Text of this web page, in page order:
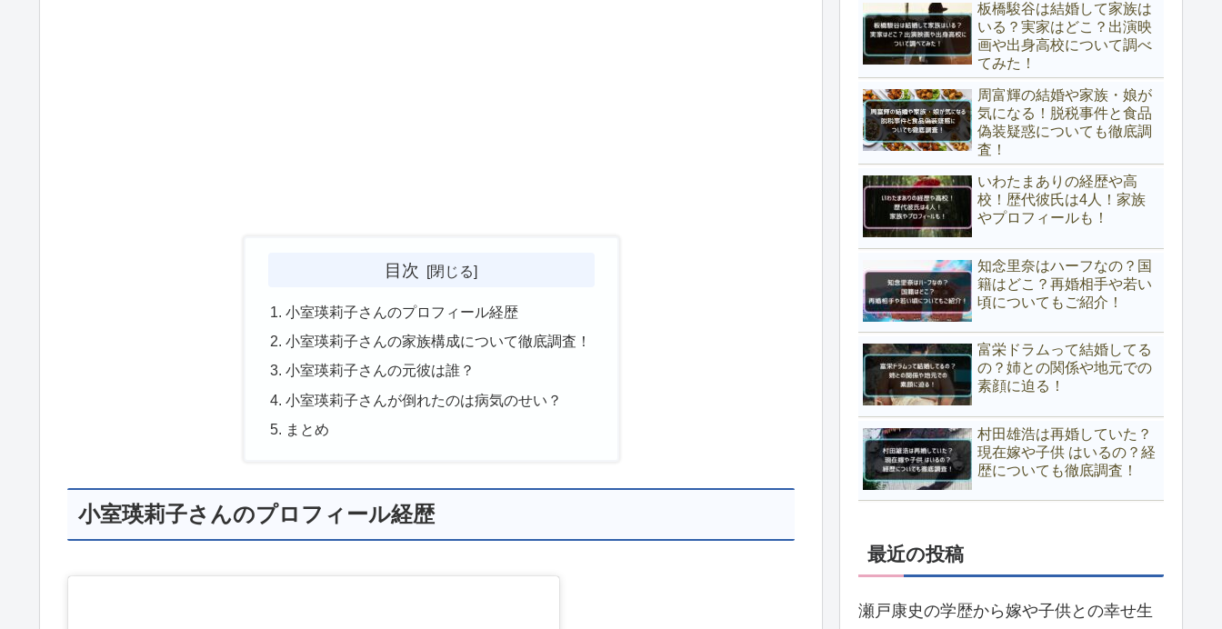
目次
小室瑛莉子さんのプロフィール経歴
小室瑛莉子さんの家族構成について徹底調査！
小室瑛莉子さんの元彼は誰？
小室瑛莉子さんが倒れたのは病気のせい？
まとめ
小室瑛莉子さんのプロフィール経歴
板橋駿谷は結婚して家族は
いる？実家はどこ？出演映
画や出身高校について調べ
てみた！
周富輝の結婚や家族・娘が
気になる！脱税事件と食品
偽装疑惑についても徹底調
査！
いわたまありの経歴や高
校！歴代彼氏は4人！家族
やプロフィールも！
知念里奈はハーフなの？国
籍はどこ？再婚相手や若い
頃についてもご紹介！
富栄ドラムって結婚してる
の？姉との関係や地元での
素顔に迫る！
村田雄浩は再婚していた？
現在嫁や子供 はいるの？経
歴についても徹底調査！
最近の投稿
瀬戸康史の学歴から嫁や子供との幸せ生